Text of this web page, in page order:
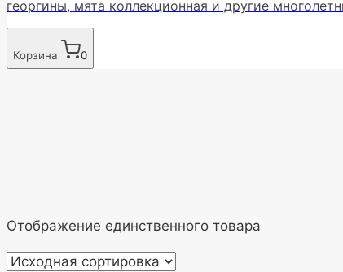
георгины, мята коллекционная и другие
Корзина 0
Отображение единственного товара